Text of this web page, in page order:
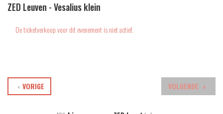
ZED Leuven - Vesalius klein
De ticketverkoop voor dit evenement is niet actief.
VOLGENDE
VORIGE